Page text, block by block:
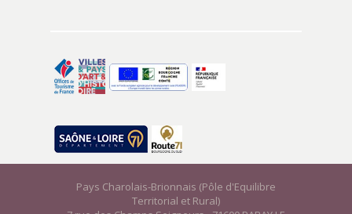
Pays Charolais-Brionnais (Pôle d'Equilibre
Territorial et Rural)